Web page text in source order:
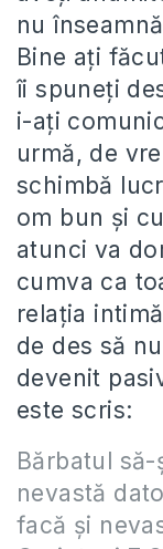
nu
Bine ați
îi spuneți
i-ați
urmă, de
schimbă
om bun și
atunci va
cumva ca
relația
de des să
devenit
este scris:
Bărbatul
nevastă
facă şi